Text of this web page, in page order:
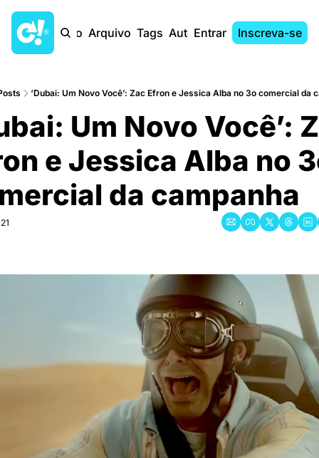
Início Arquivo Tags AutoresEntrar Inscreva-se
‘Dubai: Um Novo Você’: Zac Efron e Jessica Alba no 3o comercial da
Um Novo Você’:
e Jessica Alba no
da campanha